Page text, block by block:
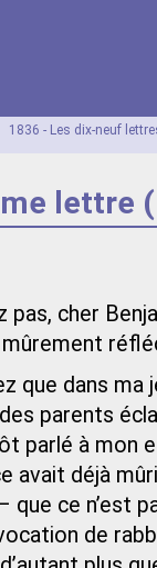
1836 - Les dix-neuf
lettre
pas, cher
mûrement
que dans ma
parents
parlé à mon
avait déjà
que ce n’est
de